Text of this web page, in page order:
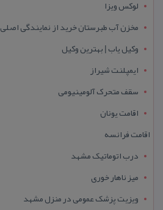
لوکس ویزا
مخزن آب طبرستان خرید از نمایندگی اصلی
وکیل یاب | بهترین وکیل
ایمپلنت شیراز
سقف متحرک آلومینیومی
اقامت یونان
اقامت فرانسه
درب اتوماتیک مشهد
میز ناهار خوری
ویزیت پزشک عمومی در منزل مشهد